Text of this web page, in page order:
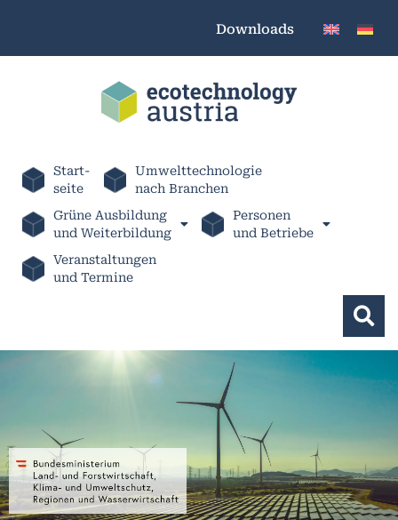
Downloads
Start-
seite
Umwelttechnologie
nach Branchen
Grüne Ausbildung
und Weiterbildung
Personen
und Betriebe
Veranstaltungen
und Termine